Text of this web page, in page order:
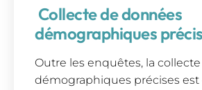
Collecte de données
démographiques
Outre les enquêtes, la
démographiques précises